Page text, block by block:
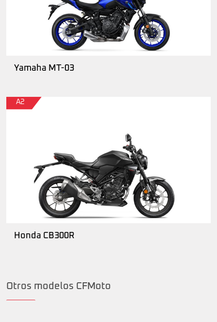
Yamaha MT-03
A2
Honda CB300R
Otros modelos CFMoto